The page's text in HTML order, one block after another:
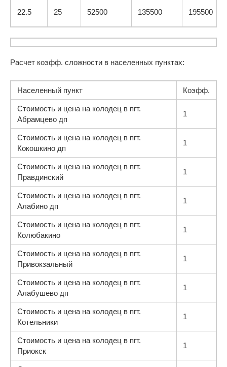
22.5 25 52500 135500 195500
Расчет коэфф. сложности в населенных пунктах:
Населенный пункт Коэфф.
Стоимость и цена на колодец в пгт.
Абрамцево дп
1
Стоимость и цена на колодец в пгт.
Кокошкино дп
1
Стоимость и цена на колодец в пгт.
Правдинский
1
Стоимость и цена на колодец в пгт.
Алабино дп
1
Стоимость и цена на колодец в пгт.
Колюбакино
1
Стоимость и цена на колодец в пгт.
Привокзальный
1
Стоимость и цена на колодец в пгт.
Алабушево дп
1
Стоимость и цена на колодец в пгт.
Котельники
1
Стоимость и цена на колодец в пгт.
Приокск
1